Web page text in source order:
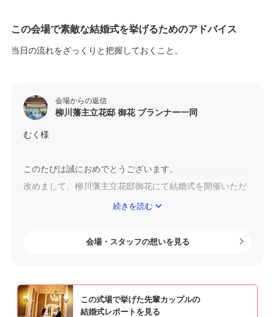
この会場で素敵な結婚式を挙げるためのアドバイス
当日の流れをざっくりと把握しておくこと。
会場からの返信
柳川藩主立花邸 御花 プランナー一同
むく様
このたびは誠におめでとうございます。
改めまして、柳川藩主立花邸御花にて結婚式を開催いただ
きありがとうございました。
式になりましたね。挙式の際はお2人らしい演出もあり、ア
けたご様子で何よりでございます。
これからも、お2人の思い出の場所である御花は、この地に
続きを読む
会場・スタッフの想いを見る
この式場で挙げた先輩カップルの
結婚式レポートを見る